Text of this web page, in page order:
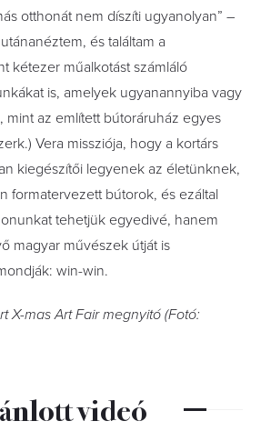
otthonát nem díszíti ugyanolyan” –
és találtam a
kétezer műalkotást számláló
is, amelyek ugyanannyiba vagy
az említett bútoráruház egyes
Vera missziója, hogy a kortárs
kiegészítői legyenek az életünknek,
formatervezett bútorok, és ezáltal
tehetjük egyedivé, hanem
magyar művészek útját is
win-win.
X-mas Art Fair megnyitó (Fotó:
videó